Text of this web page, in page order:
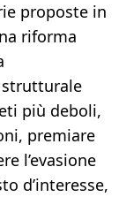
proposte in
riforma
più deboli,
premiare
l’evasione
d’interesse,